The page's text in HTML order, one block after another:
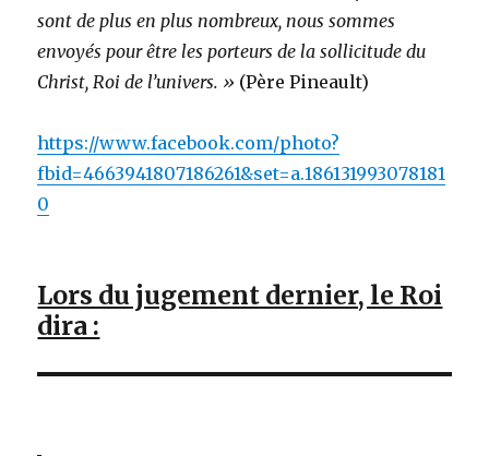
sont de plus en plus nombreux, nous sommes
envoyés pour être les porteurs de la sollicitude du
Christ, Roi de l’univers. » (Père Pineault)
https://www.facebook.com/photo?
fbid=4663941807186261&set=a.186131993078181
0
Lors du jugement dernier, le Roi
dira :